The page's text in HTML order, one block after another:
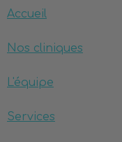
Accueil
Nos cliniques
L'équipe
Services